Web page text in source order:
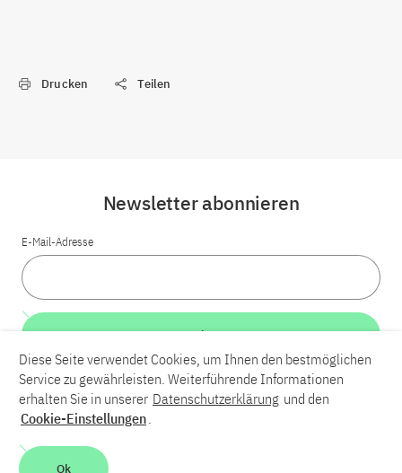
Drucken Teilen
LinkedInBlueskyYouTube
Kontakt
Barrierefreiheit
Newsletter abonnieren
E-Mail-Adresse
Weiter
Diese Seite verwendet Cookies, um Ihnen den bestmöglichen
Service zu gewährleisten. Weiterführende Informationen
erhalten Sie in unserer Datenschutzerklärung und den
Cookie-Einstellungen.
Ok